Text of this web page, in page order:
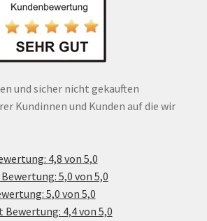
und sicher nicht gekauften
Kundinnen und Kunden auf die wir
4,8 von 5,0
5,0 von 5,0
5,0 von 5,0
4,4 von 5,0